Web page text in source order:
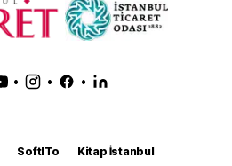
• • •
SoftITo
Kitap İstanbul